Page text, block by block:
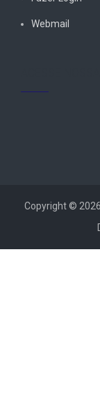
Webmail
Copyright © 2026